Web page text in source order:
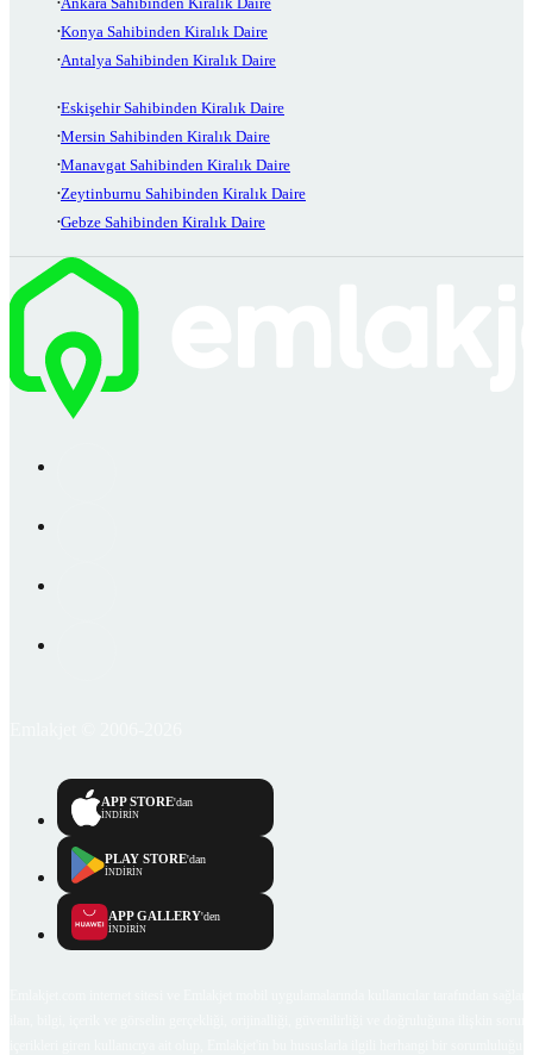
Konya Sahibinden Kiralık Daire
Antalya Sahibinden Kiralık Daire
Eskişehir Sahibinden Kiralık Daire
Mersin Sahibinden Kiralık Daire
Manavgat Sahibinden Kiralık Daire
Zeytinburnu Sahibinden Kiralık Daire
Gebze Sahibinden Kiralık Daire
APP STORE'dan
İNDİRİN
PLAY STORE'dan
İNDİRİN
APP GALLERY'den
İNDİRİN